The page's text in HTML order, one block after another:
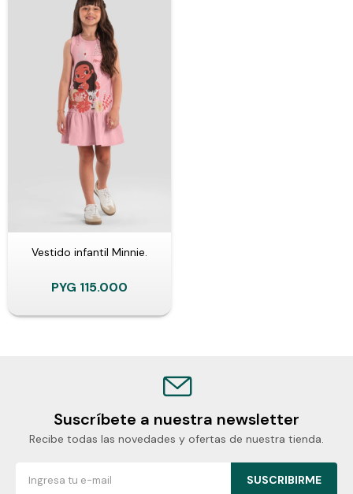
Vestido infantil Minnie.
PYG 115.000
Suscríbete a nuestra newsletter
Recibe todas las novedades y ofertas de nuestra tienda.
SUSCRIBIRME